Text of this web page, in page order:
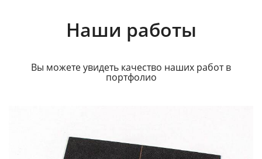
Наши работы
Вы можете увидеть качество наших работ в
портфолио